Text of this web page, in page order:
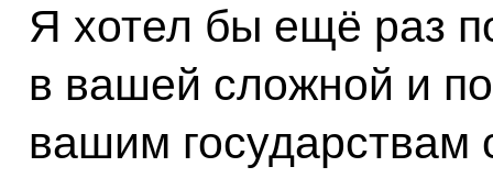
Я хотел бы ещё раз
в вашей сложной и
вашим государствам